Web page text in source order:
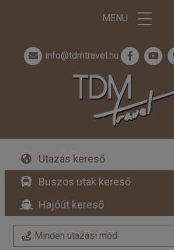
MENÜ
info@tdmtravel.hu
Utazás kereső
Buszos utak kereső
Hajóút kereső